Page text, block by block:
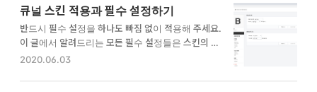
큐널 스킨 적용과 필수 설정하기
반드시 필수 설정을 하나도 빠짐 없이 적용해 주세요.
이 글에서 알려드리는 모든 필수 설정들은 스킨의 핵심
기능에 매우 중요한 영향을 끼칩니다. 큐널 스킨을 내
해 알아봅니다. 1. 큐널 스킨 적용하기 먼저, 다운받은
2020.06.03